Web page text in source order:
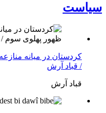
سیاست
کردستان در میانه
/ قباد آرش
قباد آرش